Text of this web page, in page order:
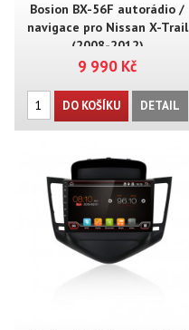
Bosion BX-56F autorádio /
navigace pro Nissan X-Trail
(2008-2012)
9 990 Kč
DO KOŠÍKU DETAIL